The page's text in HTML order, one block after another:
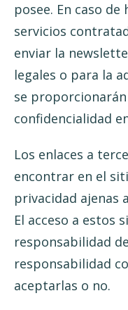
posee. En caso
servicios
enviar la
legales o para la
se
confidencialidad
Los enlaces a
encontrar en el
privacidad ajenas a
El acceso a estos
responsabilidad
responsabilidad
aceptarlas o no.